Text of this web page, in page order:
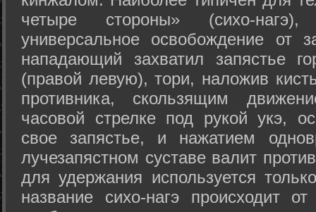
четыре стороны» (сихо-
универсальное освобождение от
нападающий захватил запястье
(правой левую), тори, наложив
противника, скользящим
часовой стрелке под рукой укэ,
свое запястье, и нажатием
лучезапястном суставе валит
для удержания используется
название сихо-нагэ происходит